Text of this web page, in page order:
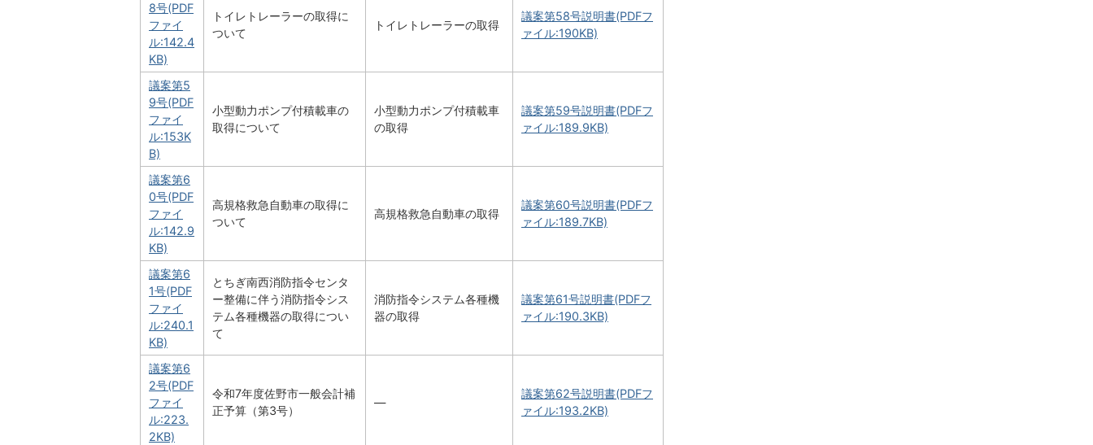
8号(PDF
ファイ
ル:142.4
KB)
トイレトレーラーの取得に
ついて
トイレトレーラーの取得
議案第58号説明書(PDFフ
ァイル:190KB)
議案第5
9号(PDF
ファイ
ル:153K
B)
小型動力ポンプ付積載車の
取得について
小型動力ポンプ付積載車
の取得
議案第59号説明書(PDFフ
ァイル:189.9KB)
議案第6
0号(PDF
ファイ
ル:142.9
KB)
高規格救急自動車の取得に
ついて
高規格救急自動車の取得
議案第60号説明書(PDFフ
ァイル:189.7KB)
議案第6
1号(PDF
ファイ
ル:240.1
KB)
とちぎ南西消防指令センタ
ー整備に伴う消防指令シス
テム各種機器の取得につい
て
消防指令システム各種機
器の取得
議案第61号説明書(PDFフ
ァイル:190.3KB)
議案第6
2号(PDF
ファイ
ル:223.
2KB)
令和7年度佐野市一般会計補
正予算（第3号）
―
議案第62号説明書(PDFフ
ァイル:193.2KB)